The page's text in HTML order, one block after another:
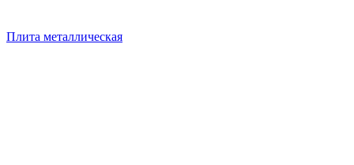
Плита металлическая